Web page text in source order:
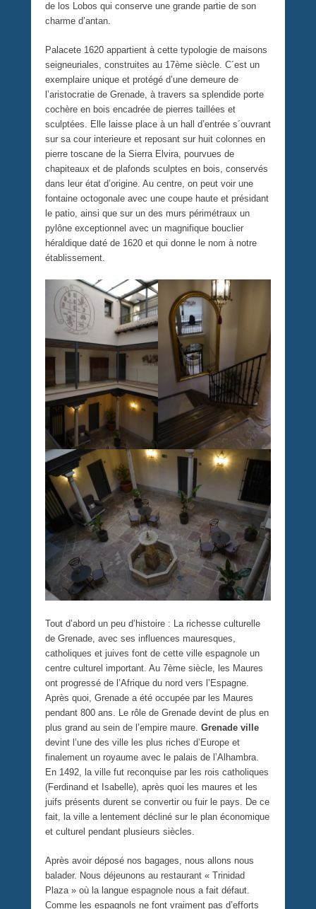
de los Lobos qui conserve une grande partie de son
charme d’antan.
Palacete 1620 appartient à cette typologie de maisons
seigneuriales, construites au 17ème siècle. C´est un
exemplaire unique et protégé d’une demeure de
l’aristocratie de Grenade, à travers sa splendide porte
cochère en bois encadrée de pierres taillées et
sculptées. Elle laisse place à un hall d’entrée s´ouvrant
sur sa cour interieure et reposant sur huit colonnes en
pierre toscane de la Sierra Elvira, pourvues de
chapiteaux et de plafonds sculptes en bois, conservés
dans leur état d’origine. Au centre, on peut voir une
fontaine octogonale avec une coupe haute et présidant
le patio, ainsi que sur un des murs périmétraux un
pylône exceptionnel avec un magnifique bouclier
héraldique daté de 1620 et qui donne le nom à notre
établissement.
Tout d’abord un peu d’histoire : La richesse culturelle
de Grenade, avec ses influences mauresques,
catholiques et juives font de cette ville espagnole un
centre culturel important. Au 7ème siècle, les Maures
ont progressé de l’Afrique du nord vers l’Espagne.
Après quoi, Grenade a été occupée par les Maures
pendant 800 ans. Le rôle de Grenade devint de plus en
plus grand au sein de l’empire maure. Grenade ville
devint l’une des ville les plus riches d’Europe et
finalement un royaume avec le palais de l’Alhambra.
En 1492, la ville fut reconquise par les rois catholiques
(Ferdinand et Isabelle), après quoi les maures et les
juifs présents durent se convertir ou fuir le pays. De ce
fait, la ville a lentement décliné sur le plan économique
et culturel pendant plusieurs siècles.
Après avoir déposé nos bagages, nous allons nous
balader. Nous déjeunons au restaurant « Trinidad
Plaza » où la langue espagnole nous a fait défaut.
Comme les espagnols ne font vraiment pas d’efforts